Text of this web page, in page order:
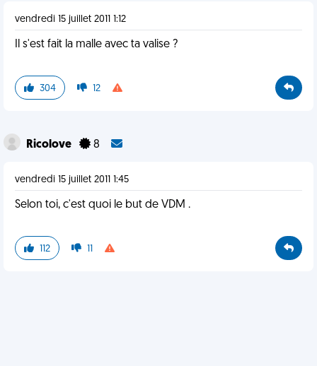
vendredi 15 juillet 2011 1:12
Il s'est fait la malle avec ta valise ?
304 12
Ricolove 8
vendredi 15 juillet 2011 1:45
Selon toi, c'est quoi le but de VDM .
112 11